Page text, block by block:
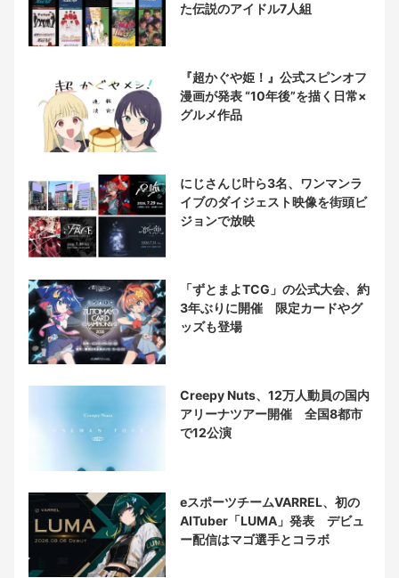
た伝説のアイドル7人組
『超かぐや姫！』公式スピンオフ
漫画が発表 “10年後”を描く日常×
グルメ作品
にじさんじ叶ら3名、ワンマンラ
イブのダイジェスト映像を街頭ビ
ジョンで放映
「ずとまよTCG」の公式大会、約
3年ぶりに開催 限定カードやグ
ッズも登場
Creepy Nuts、12万人動員の国内
アリーナツアー開催 全国8都市
で12公演
eスポーツチームVARREL、初の
AITuber「LUMA」発表 デビュ
ー配信はマゴ選手とコラボ